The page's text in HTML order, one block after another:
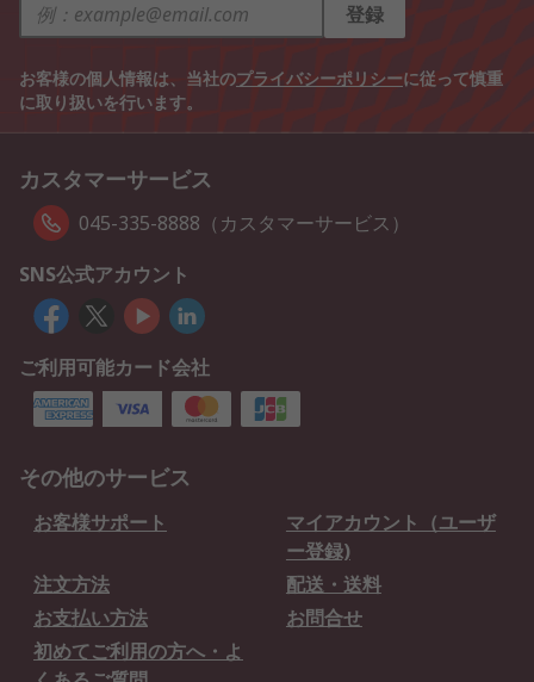
登録
お客様の個人情報は、当社のプライバシーポリシーに従って慎重
に取り扱いを行います。
カスタマーサービス
045-335-8888（カスタマーサービス）
SNS公式アカウント
ご利用可能カード会社
その他のサービス
お客様サポート
マイアカウント（ユーザ
ー登録)
注文方法
配送・送料
お支払い方法
お問合せ
初めてご利用の方へ・よ